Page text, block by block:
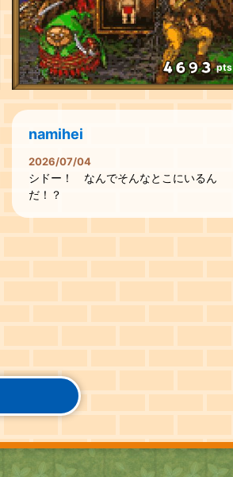
pts
namihei
2026/07/04
シドー！ なんでそんなとこにいるん
だ！？